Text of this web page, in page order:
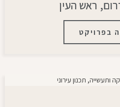
בפרויקט
ותעשייה, תכנון עירוני